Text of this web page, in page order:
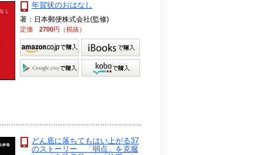
年賀状のおはなし
著：日本郵便株式会社(監修)
定価 2700円（税抜）
どん底に落ちてもはい上がる37
のストーリー 「弱点」を克服